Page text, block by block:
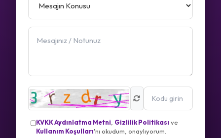
KVKK Aydınlatma Metni Gizlilik Politikası ve
Kullanım Koşulları'nı okudum, onaylıyorum.